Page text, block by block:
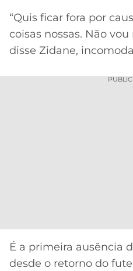
ATLÉTICO
MG
“Quis ficar fora por
coisas nossas. Não
disse Zidane,
É a primeira ausência
desde o retorno do